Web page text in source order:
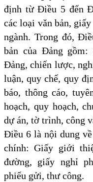
định từ Điều 5 đến
các loại văn bản,
ngành. Trong đó,
bản của Đảng
Đảng, chiến lược,
luận, quy chế, quy
báo, thông cáo,
hoạch, quy hoạch,
dự án, tờ trình, công
Điều 6 là nội dung
chính: Giấy giới
đường, giấy nghỉ
phiếu gửi, thư công.